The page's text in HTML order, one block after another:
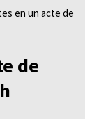
en un acte de
de